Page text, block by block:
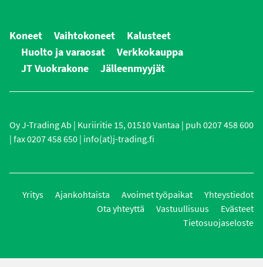
Koneet Vaihtokoneet
Kalusteet
Huolto ja varaosat
Verkkokauppa
JT Vuokrakone
Jälleenmyyjät
Oy J-Trading Ab | Kuriiritie 15, 01510 Vantaa | puh 0207 458 600
| fax 0207 458 650 | info(at)j-trading.fi
Yritys Ajankohtaista Avoimet työpaikat
Yhteystiedot
Ota yhteyttä
Vastuullisuus
Evästeet
Tietosuojaseloste